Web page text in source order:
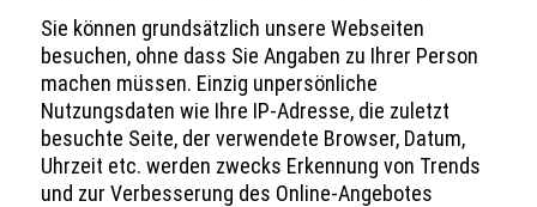
Sie können grundsätzlich unsere Webseiten
besuchen, ohne dass Sie Angaben zu Ihrer Person
machen müssen. Einzig unpersönliche
Nutzungsdaten wie Ihre IP-Adresse, die zuletzt
besuchte Seite, der verwendete Browser, Datum,
Uhrzeit etc. werden zwecks Erkennung von Trends
und zur Verbesserung des Online-Angebotes